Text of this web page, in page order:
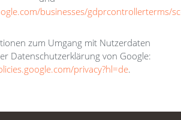
businesses/gdprcontrollerterms/
zum Umgang mit Nutzerdaten
Datenschutzerklärung von Google:
privacy?hl=de.